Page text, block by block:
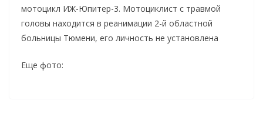
мотоцикл ИЖ-Юпитер-3. Мотоциклист с травмой
головы находится в реанимации 2-й областной
больницы Тюмени, его личность не установлена
Еще фото: